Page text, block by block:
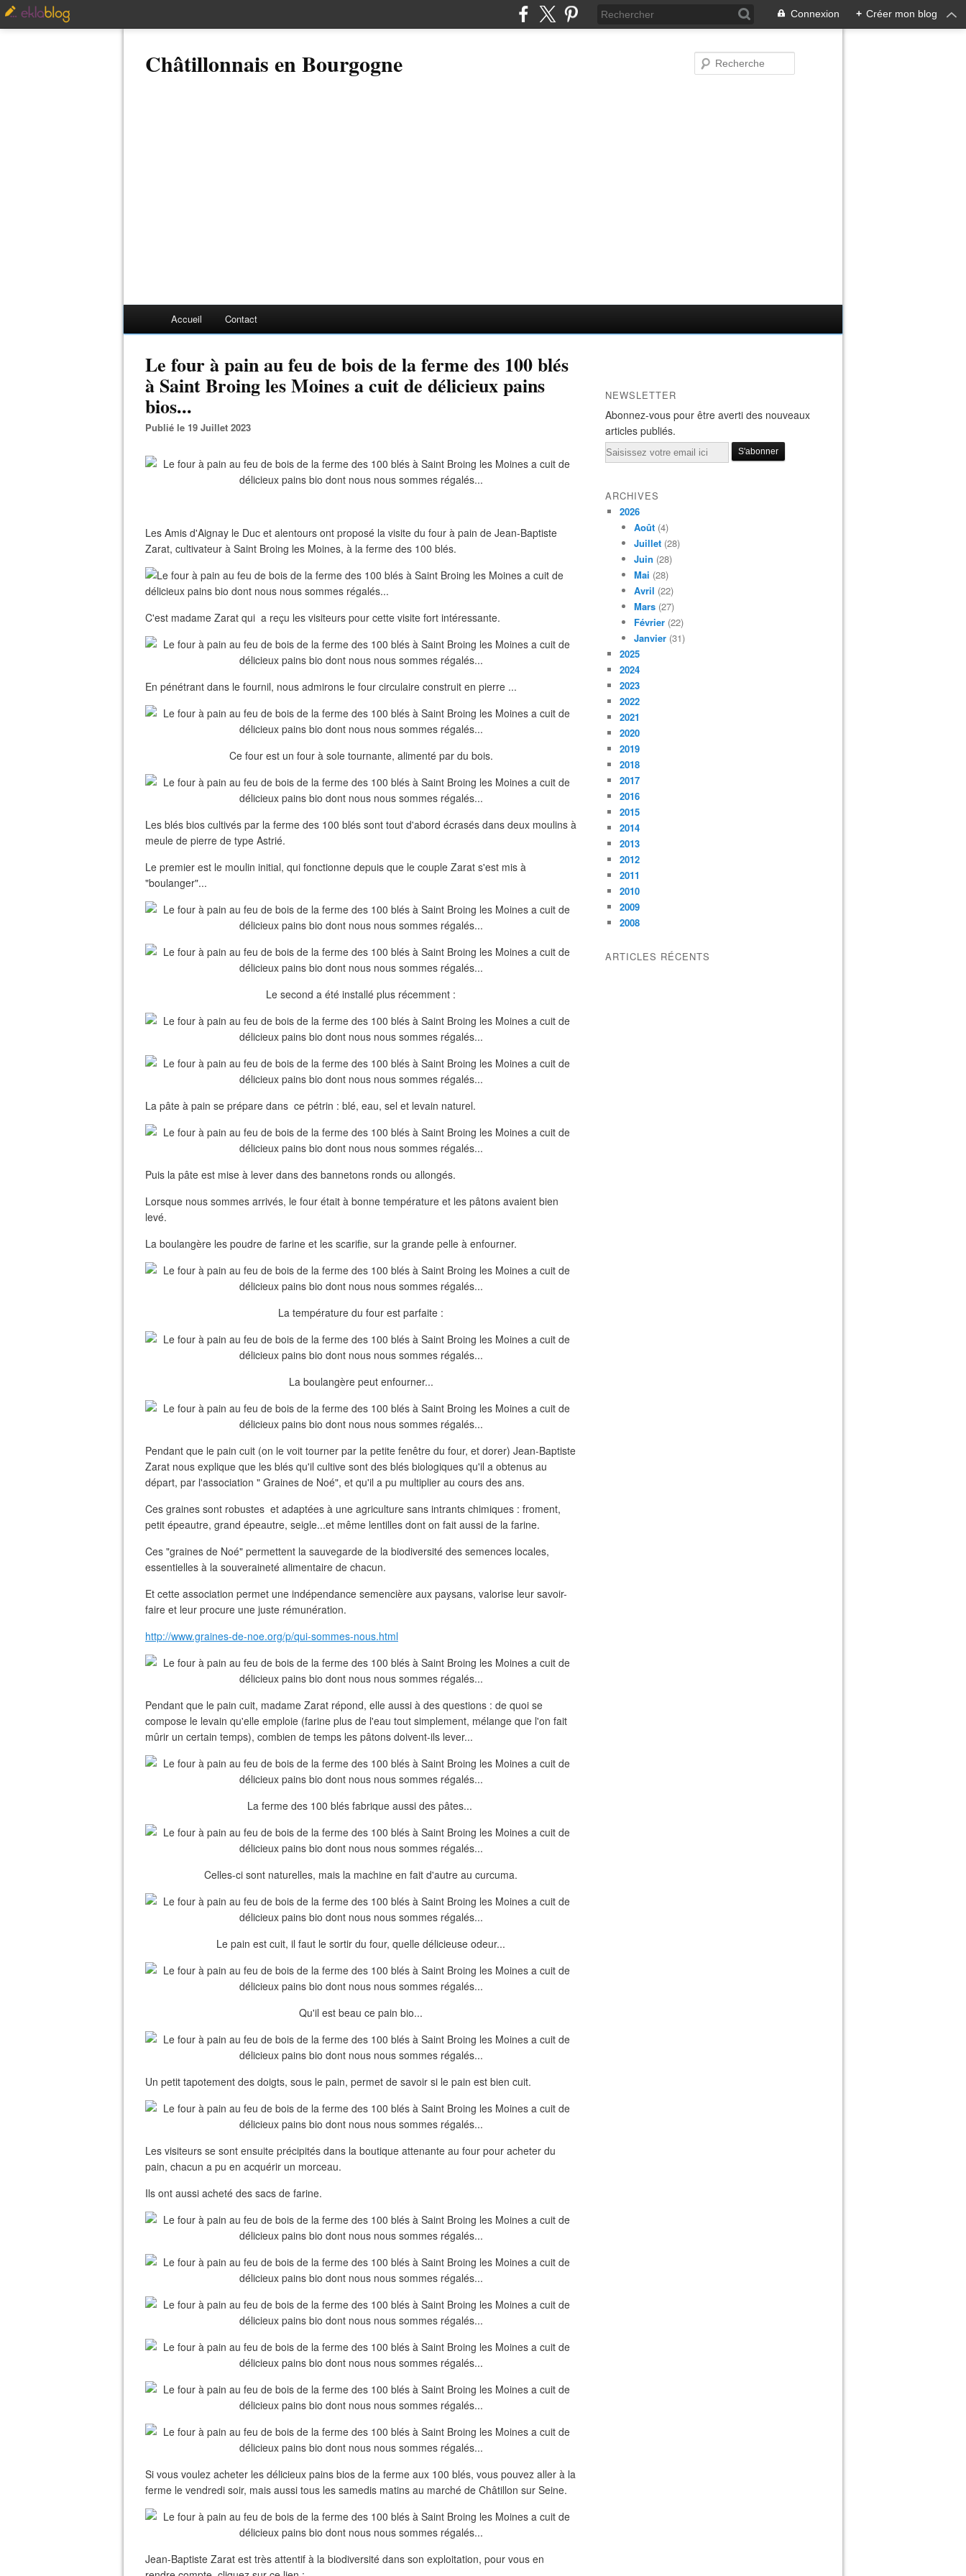
Connexion + Créer mon blog
Châtillonnais en Bourgogne
Accueil Contact
Le four à pain au feu de bois de la ferme des 100 blés
à Saint Broing les Moines a cuit de délicieux pains
bios...
Publié le 19 Juillet 2023
Les Amis d'Aignay le Duc et alentours ont proposé la visite du four à pain de Jean-Baptiste
Zarat, cultivateur à Saint Broing les Moines, à la ferme des 100 blés.
C'est madame Zarat qui a reçu les visiteurs pour cette visite fort intéressante.
En pénétrant dans le fournil, nous admirons le four circulaire construit en pierre ...
Ce four est un four à sole tournante, alimenté par du bois.
Les blés bios cultivés par la ferme des 100 blés sont tout d'abord écrasés dans deux moulins à
meule de pierre de type Astrié.
Le premier est le moulin initial, qui fonctionne depuis que le couple Zarat s'est mis à
"boulanger"...
Le second a été installé plus récemment :
La pâte à pain se prépare dans ce pétrin : blé, eau, sel et levain naturel.
Puis la pâte est mise à lever dans des bannetons ronds ou allongés.
Lorsque nous sommes arrivés, le four était à bonne température et les pâtons avaient bien
levé.
La boulangère les poudre de farine et les scarifie, sur la grande pelle à enfourner.
La température du four est parfaite :
La boulangère peut enfourner...
Pendant que le pain cuit (on le voit tourner par la petite fenêtre du four, et dorer) Jean-Baptiste
Zarat nous explique que les blés qu'il cultive sont des blés biologiques qu'il a obtenus au
départ, par l'association " Graines de Noé", et qu'il a pu multiplier au cours des ans.
Ces graines sont robustes et adaptées à une agriculture sans intrants chimiques : froment,
petit épeautre, grand épeautre, seigle...et même lentilles dont on fait aussi de la farine.
Ces "graines de Noé" permettent la sauvegarde de la biodiversité des semences locales,
essentielles à la souveraineté alimentaire de chacun.
Et cette association permet une indépendance semencière aux paysans, valorise leur savoir-
faire et leur procure une juste rémunération.
http://www.graines-de-noe.org/p/qui-sommes-nous.html
Pendant que le pain cuit, madame Zarat répond, elle aussi à des questions : de quoi se
compose le levain qu'elle emploie (farine plus de l'eau tout simplement, mélange que l'on fait
mûrir un certain temps), combien de temps les pâtons doivent-ils lever...
La ferme des 100 blés fabrique aussi des pâtes...
Celles-ci sont naturelles, mais la machine en fait d'autre au curcuma.
Le pain est cuit, il faut le sortir du four, quelle délicieuse odeur...
Qu'il est beau ce pain bio...
Un petit tapotement des doigts, sous le pain, permet de savoir si le pain est bien cuit.
Les visiteurs se sont ensuite précipités dans la boutique attenante au four pour acheter du
pain, chacun a pu en acquérir un morceau.
Ils ont aussi acheté des sacs de farine.
Si vous voulez acheter les délicieux pains bios de la ferme aux 100 blés, vous pouvez aller à la
ferme le vendredi soir, mais aussi tous les samedis matins au marché de Châtillon sur Seine.
Jean-Baptiste Zarat est très attentif à la biodiversité dans son exploitation, pour vous en
NEWSLETTER
Abonnez-vous pour être averti des nouveaux
articles publiés.
Email
ARCHIVES
2026
Août (4)
Juillet (28)
Juin (28)
Mai (28)
Avril (22)
Mars (27)
Février (22)
Janvier (31)
2025
2024
2023
2022
2021
2020
2019
2018
2017
2016
2015
2014
2013
2012
2011
2010
2009
2008
ARTICLES RÉCENTS